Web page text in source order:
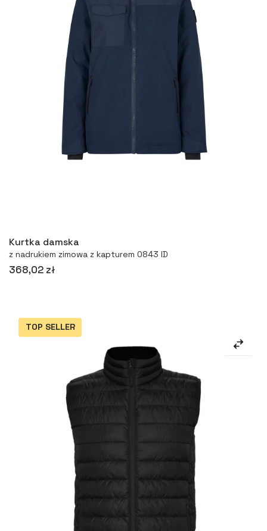
Kurtka damska
z nadrukiem zimowa z kapturem 0843 ID
368,02 zł
TOP SELLER